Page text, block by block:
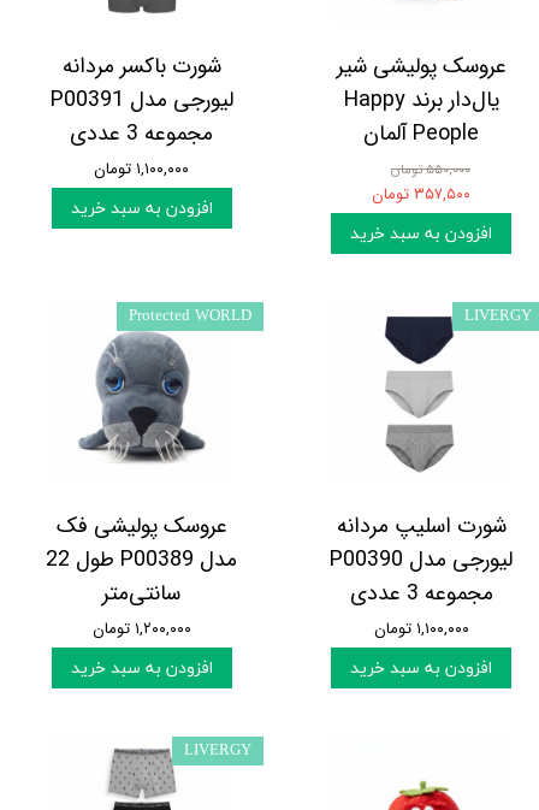
عروسک پولیشی شیر
یال‌دار برند Happy
People آلمان
۵۵۰,۰۰۰ تومان
۳۵۷,۵۰۰ تومان
افزودن به سبد خرید
شورت باکسر مردانه
لیورجی مدل P00391
مجموعه 3 عددی
۱,۱۰۰,۰۰۰ تومان
افزودن به سبد خرید
شورت اسلیپ مردانه
لیورجی مدل P00390
مجموعه 3 عددی
۱,۱۰۰,۰۰۰ تومان
افزودن به سبد خرید
LIVERGY
عروسک پولیشی فک
مدل P00389 طول 22
سانتی‌متر
۱,۲۰۰,۰۰۰ تومان
افزودن به سبد خرید
Protected WORLD
LIVERGY